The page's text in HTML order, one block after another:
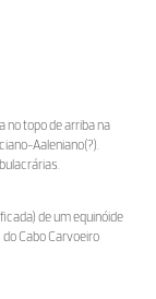
no topo de arriba na
Aaleniano(?).
de um equinóide
Cabo Carvoeiro